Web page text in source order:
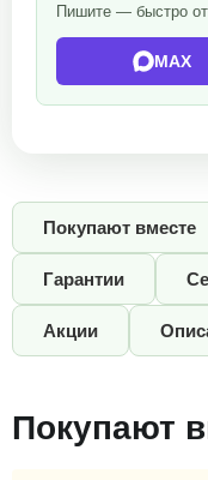
Пишите — быстро
MAX
Покупают вместе
Гарантии
Акции
Покупают